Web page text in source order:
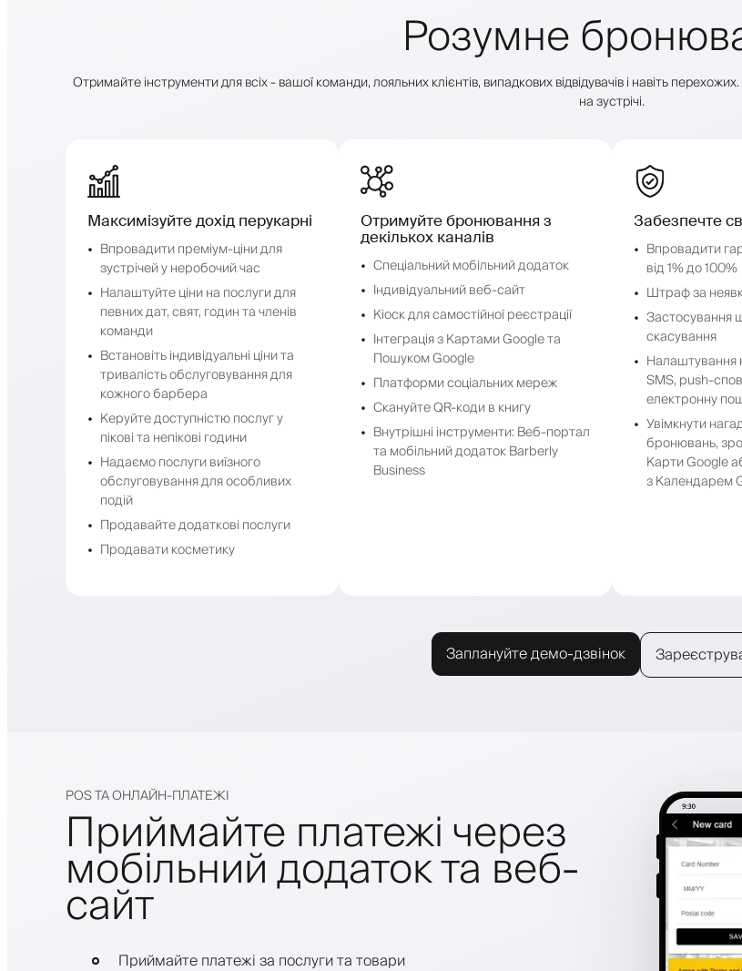
Розумне
Отримайте інструменти для всіх - вашої команди, лояльних клієнтів, випадкових відвідувачів і навіть
на зустрічі.
Максимізуйте дохід перукарні
Впровадити преміум-ціни для
зустрічей у неробочий час
Налаштуйте ціни на послуги для
певних дат, свят, годин та членів
команди
Встановіть індивідуальні ціни та
тривалість обслуговування для
кожного барбера
Керуйте доступністю послуг у
пікові та непікові години
Надаємо послуги виїзного
обслуговування для особливих
подій
Продавайте додаткові послуги
Продавати косметику
Отримуйте бронювання з
декількох каналів
Спеціальний мобільний додаток
Індивідуальний веб-сайт
Кіоск для самостійної реєстрації
Інтеграція з Картами Google та
Пошуком Google
Платформи соціальних мереж
Скануйте QR-коди в книгу
Внутрішні інструменти: Веб-портал
та мобільний додаток Barberly
Business
Забезпечте
Впровадити
від 1% до 100%
Штраф за
Застосування
скасування
Налаштування
SMS, push-
електронну
Увімкнути
бронювань,
Карти Google
з Календарем
Заплануйте демо-дзвінок
POS ТА ОНЛАЙН-ПЛАТЕЖІ
Приймайте платежі через
мобільний додаток та веб-
сайт
Приймайте платежі за послуги та товари